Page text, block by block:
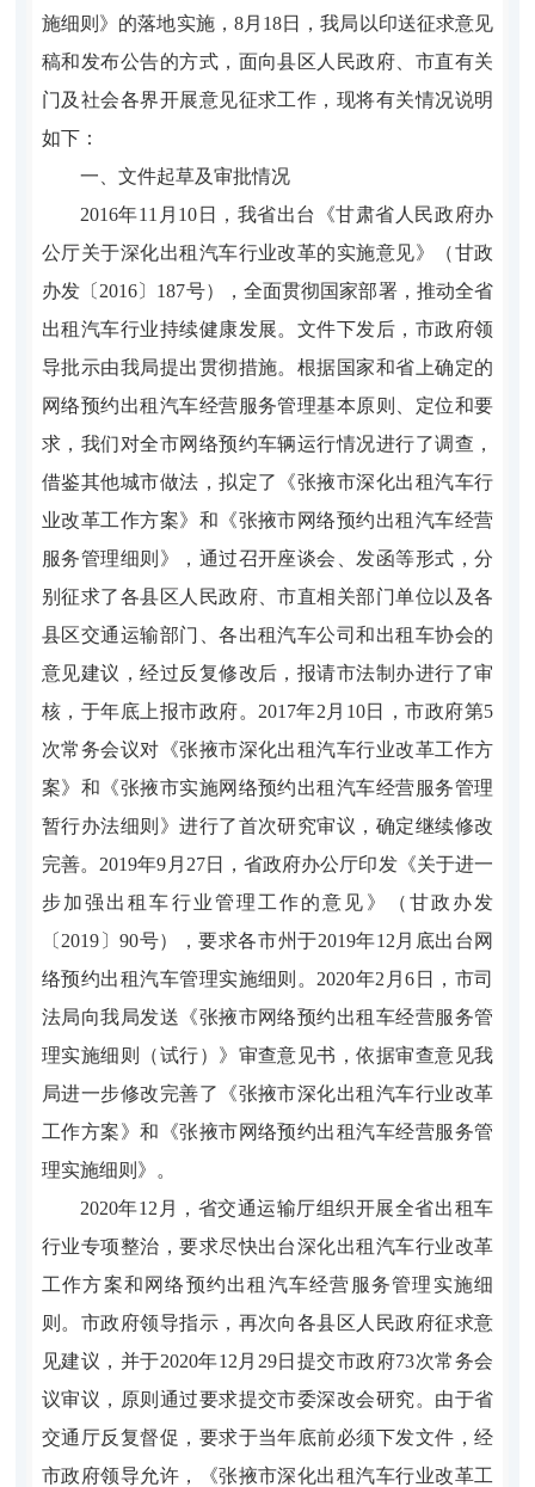
施细则》的落地实施， 8月18日，我局以印送征求意见
稿和发布公告的方式，面向县区人民政府、市直有关
门及社会各界开展意见征求工作，现将有关情况说明
如下：
一、文件起草及审批情况
2016年11月10日，我省出台《甘肃省人民政府办
公厅关于深化出租汽车行业改革的实施意见》（甘政
办发〔2016〕187号），全面贯彻国家部署，推动全省
出租汽车行业持续健康发展。文件下发后，市政府领
导批示由我局提出贯彻措施。根据国家和省上确定的
网络预约出租汽车经营服务管理基本原则、定位和要
求，我们对全市网络预约车辆运行情况进行了调查，
借鉴其他城市做法，拟定了《张掖市深化出租汽车行
业改革工作方案》和《张掖市网络预约出租汽车经营
服务管理细则》，通过召开座谈会、发函等形式，分
别征求了各县区人民政府、市直相关部门单位以及各
县区交通运输部门、各出租汽车公司和出租车协会的
意见建议，经过反复修改后，报请市法制办进行了审
核，于年底上报市政府。2017年2月10日，市政府第5
次常务会议对《张掖市深化出租汽车行业改革工作方
案》和《张掖市实施网络预约出租汽车经营服务管理
暂行办法细则》进行了首次研究审议，确定继续修改
完善。2019年9月27日，省政府办公厅印发《关于进一
步加强出租车行业管理工作的意见》（甘政办发
〔2019〕90号），要求各市州于2019年12月底出台网
络预约出租汽车管理实施细则。2020年2月6日，市司
法局向我局发送《张掖市网络预约出租车经营服务管
理实施细则（试行）》审查意见书，依据审查意见我
局进一步修改完善了《张掖市深化出租汽车行业改革
工作方案》和《张掖市网络预约出租汽车经营服务管
理实施细则》。
2020年12月，省交通运输厅组织开展全省出租车
行业专项整治，要求尽快出台深化出租汽车行业改革
工作方案和网络预约出租汽车经营服务管理实施细
则。市政府领导指示，再次向各县区人民政府征求意
见建议，并于2020年12月29日提交市政府73次常务会
议审议，原则通过要求提交市委深改会研究。由于省
交通厅反复督促，要求于当年底前必须下发文件，经
市政府领导允许，《张掖市深化出租汽车行业改革工